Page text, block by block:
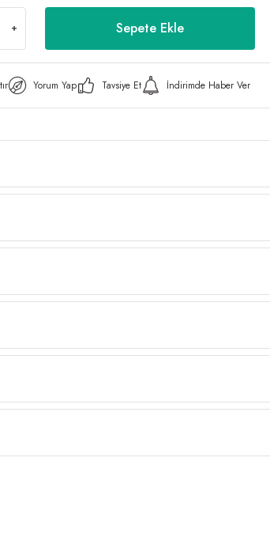
Sepete Ekle
Yorum Yap Tavsiye Et İndirimde Haber Ver